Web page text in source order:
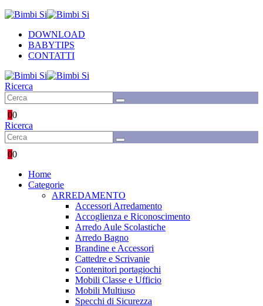
DOWNLOAD
BABYTIPS
CONTATTI
Ricerca
00
Ricerca
00
Home
Categorie
ARREDAMENTO
Accessori Arredamento
Accoglienza e Riconoscimento
Arredo Aule Scolastiche
Arredo Bagno
Brandine e Accessori
Cattedre e Scrivanie
Contenitori portagiochi
Mobili Classe e Ufficio
Mobili Multiuso
Specchi di Sicurezza